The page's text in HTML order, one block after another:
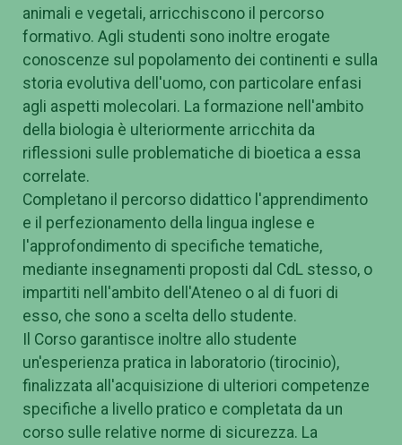
animali e vegetali, arricchiscono il percorso
formativo. Agli studenti sono inoltre erogate
conoscenze sul popolamento dei continenti e sulla
storia evolutiva dell'uomo, con particolare enfasi
agli aspetti molecolari. La formazione nell'ambito
della biologia è ulteriormente arricchita da
riflessioni sulle problematiche di bioetica a essa
correlate.
Completano il percorso didattico l'apprendimento
e il perfezionamento della lingua inglese e
l'approfondimento di specifiche tematiche,
mediante insegnamenti proposti dal CdL stesso, o
impartiti nell'ambito dell'Ateneo o al di fuori di
esso, che sono a scelta dello studente.
Il Corso garantisce inoltre allo studente
un'esperienza pratica in laboratorio (tirocinio),
finalizzata all'acquisizione di ulteriori competenze
specifiche a livello pratico e completata da un
corso sulle relative norme di sicurezza. La